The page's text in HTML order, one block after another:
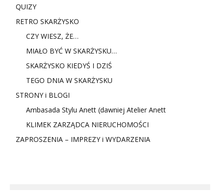
QUIZY
RETRO SKARŻYSKO
CZY WIESZ, ŻE…
MIAŁO BYĆ W SKARŻYSKU…
SKARŻYSKO KIEDYŚ I DZIŚ
TEGO DNIA W SKARŻYSKU
STRONY i BLOGI
Ambasada Stylu Anett (dawniej Atelier Anett
KLIMEK ZARZĄDCA NIERUCHOMOŚCI
ZAPROSZENIA – IMPREZY i WYDARZENIA